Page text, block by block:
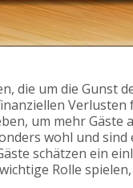
die um die Gunst
um mehr Gäste
wohl und
schätzen ein
Rolle